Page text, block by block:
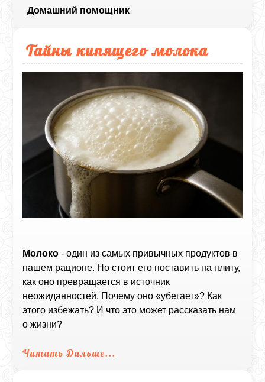
Домашний помощник
Тайны кипящего молока
Молоко - один из самых привычных продуктов в
нашем рационе. Но стоит его поставить на плиту,
как оно превращается в источник
неожиданностей. Почему оно «убегает»? Как
этого избежать? И что это может рассказать нам
о жизни?
Читать Дальше...